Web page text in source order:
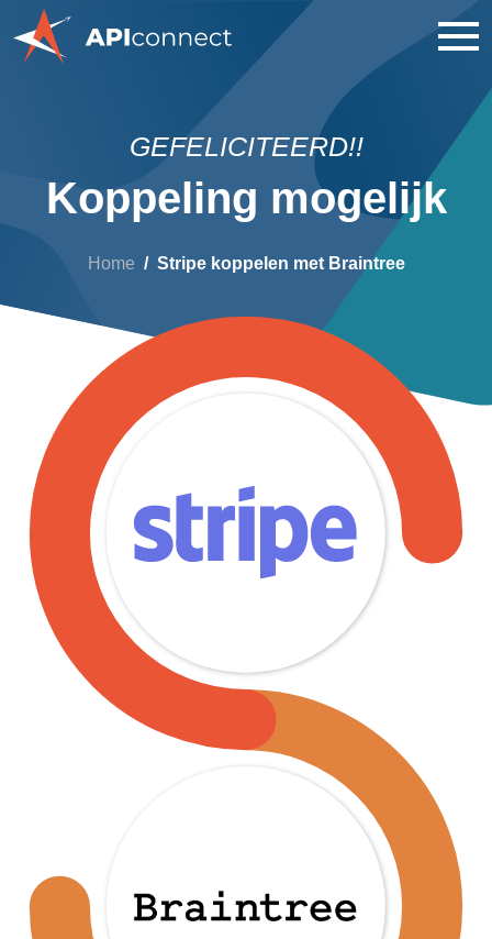
GEFELICITEERD!!
Koppeling mogelijk
Home Stripe koppelen met Braintree